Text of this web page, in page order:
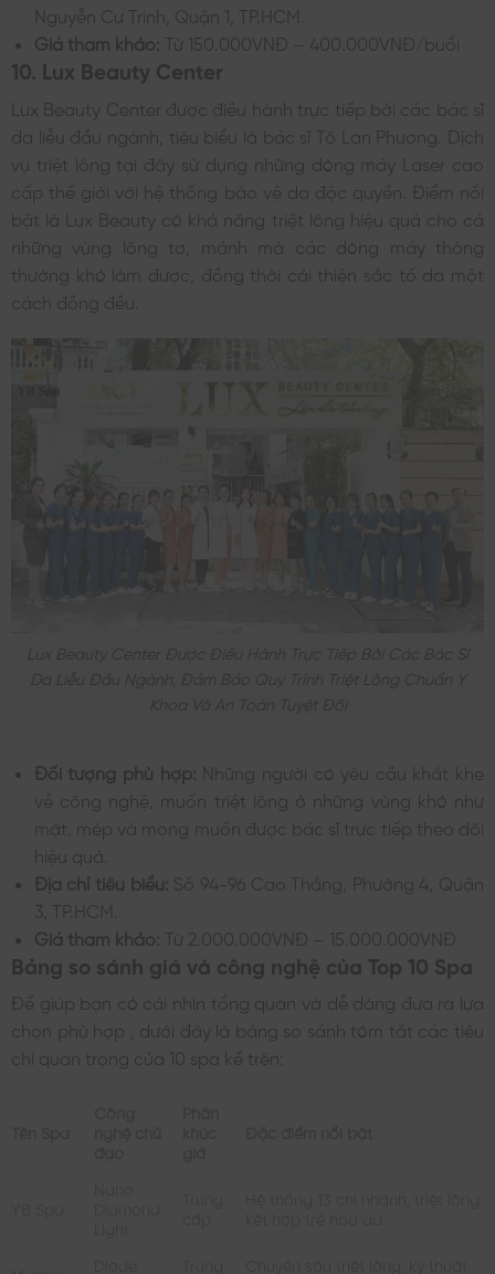
Nguyễn Cư Trinh, Quận 1, TP.HCM.
Giá tham khảo: Từ 150.000VNĐ – 400.000VNĐ/buổi
10. Lux Beauty Center
Lux Beauty Center được điều hành trực tiếp bởi các bác sĩ
da liễu đầu ngành, tiêu biểu là bác sĩ Tô Lan Phương. Dịch
vụ triệt lông tại đây sử dụng những dòng máy Laser cao
cấp thế giới với hệ thống bảo vệ da độc quyền. Điểm nổi
bật là Lux Beauty có khả năng triệt lông hiệu quả cho cả
những vùng lông tơ, mảnh mà các dòng máy thông
thường khó làm được, đồng thời cải thiện sắc tố da một
cách đồng đều.
Lux Beauty Center Được Điều Hành Trực Tiếp Bởi Các Bác Sĩ
Da Liễu Đầu Ngành, Đảm Bảo Quy Trình Triệt Lông Chuẩn Y
Khoa Và An Toàn Tuyệt Đối
Đối tượng phù hợp: Những người có yêu cầu khắt khe
về công nghệ, muốn triệt lông ở những vùng khó như
mặt, mép và mong muốn được bác sĩ trực tiếp theo dõi
hiệu quả.
Địa chỉ tiêu biểu: Số 94-96 Cao Thắng, Phường 4, Quận
3, TP.HCM.
Giá tham khảo: Từ 2.000.000VNĐ – 15.000.000VNĐ
Bảng so sánh giá và công nghệ của Top 10 Spa
Để giúp bạn có cái nhìn tổng quan và dễ dàng đưa ra lựa
chọn phù hợp , dưới đây là bảng so sánh tóm tắt các tiêu
chí quan trọng của 10 spa kể trên: